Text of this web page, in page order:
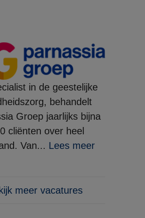
in de geestelijke
behandelt
Groep jaarlijks bijna
cliënten over heel
Van... Lees meer
meer vacatures